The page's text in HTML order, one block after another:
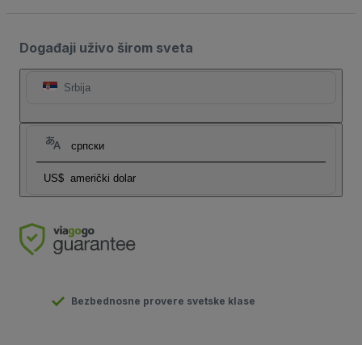
Događaji uživo širom sveta
Srbija
српски
US$ američki dolar
Bezbednosne provere svetske klase